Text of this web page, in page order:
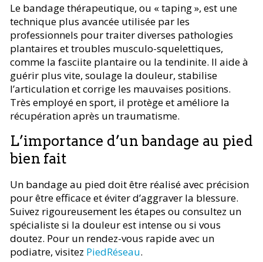
Le bandage thérapeutique, ou « taping », est une
technique plus avancée utilisée par les
professionnels pour traiter diverses pathologies
plantaires et troubles musculo-squelettiques,
comme la fasciite plantaire ou la tendinite. Il aide à
guérir plus vite, soulage la douleur, stabilise
l’articulation et corrige les mauvaises positions.
Très employé en sport, il protège et améliore la
récupération après un traumatisme.
L’importance d’un bandage au pied
bien fait
Un bandage au pied doit être réalisé avec précision
pour être efficace et éviter d’aggraver la blessure.
Suivez rigoureusement les étapes ou consultez un
spécialiste si la douleur est intense ou si vous
doutez. Pour un rendez-vous rapide avec un
podiatre, visitez PiedRéseau.